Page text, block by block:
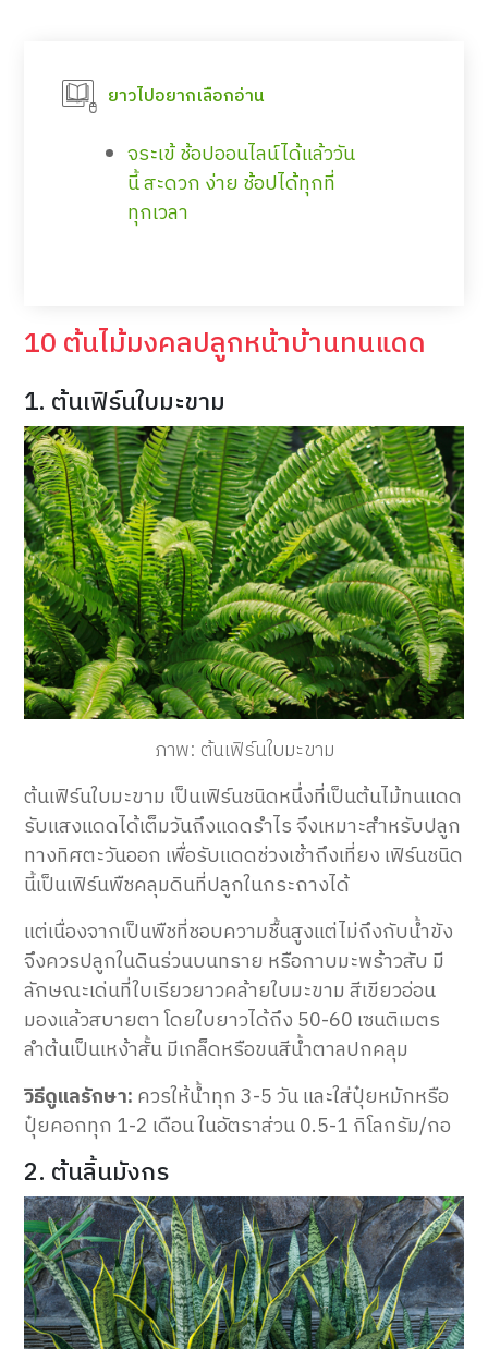
ยาวไปอยากเลือกอ่าน
จระเข้ ช้อปออนไลน์ได้แล้ววัน
นี้ สะดวก ง่าย ช้อปได้ทุกที่
ทุกเวลา
10 ต้นไม้มงคลปลูกหน้าบ้านทนแดด
1. ต้นเฟิร์นใบมะขาม
ภาพ: ต้นเฟิร์นใบมะขาม
ต้นเฟิร์นใบมะขาม เป็นเฟิร์นชนิดหนึ่งที่เป็นต้นไม้ทนแดด
รับแสงแดดได้เต็มวันถึงแดดรำไร จึงเหมาะสำหรับปลูก
ทางทิศตะวันออก เพื่อรับแดดช่วงเช้าถึงเที่ยง เฟิร์นชนิด
นี้เป็นเฟิร์นพืชคลุมดินที่ปลูกในกระถางได้
แต่เนื่องจากเป็นพืชที่ชอบความชื้นสูงแต่ไม่ถึงกับน้ำขัง
จึงควรปลูกในดินร่วนบนทราย หรือกาบมะพร้าวสับ มี
ลักษณะเด่นที่ใบเรียวยาวคล้ายใบมะขาม สีเขียวอ่อน
มองแล้วสบายตา โดยใบยาวได้ถึง 50-60 เซนติเมตร
ลำต้นเป็นเหง้าสั้น มีเกล็ดหรือขนสีน้ำตาลปกคลุม
วิธีดูแลรักษา: ควรให้น้ำทุก 3-5 วัน และใส่ปุ๋ยหมักหรือ
ปุ๋ยคอกทุก 1-2 เดือน ในอัตราส่วน 0.5-1 กิโลกรัม/กอ
2. ต้นลิ้นมังกร